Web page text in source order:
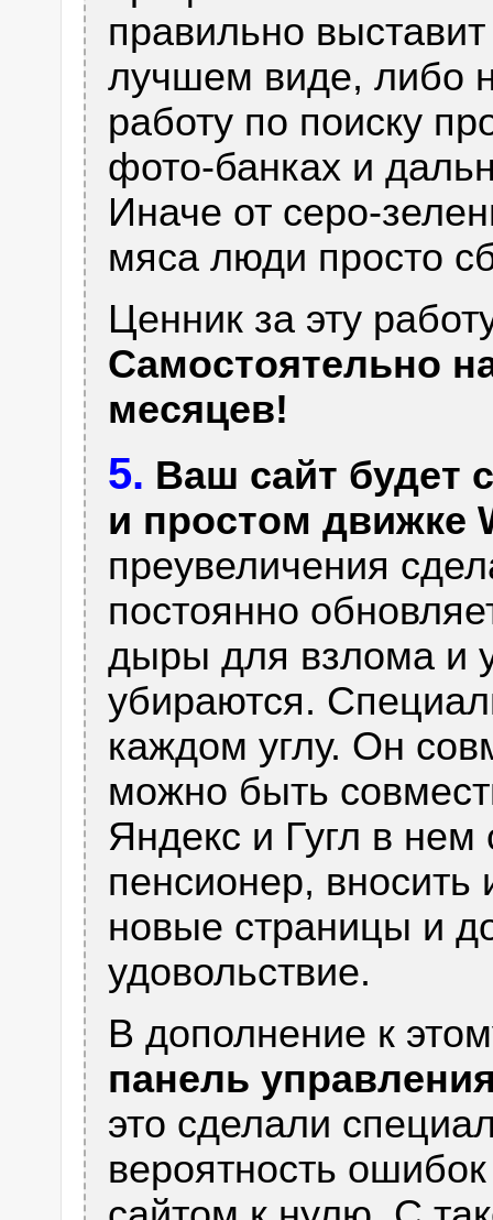
правильно
лучшем виде, либо
работу по поиску
фото-банках и
Иначе от серо-
мяса люди просто
Ценник за эту
Самостоятельно
месяцев!
5. Ваш сайт будет
и простом движке
преувеличения
постоянно
дыры для взлома и
убираются.
каждом углу. Он
можно быть
Яндекс и Гугл в
пенсионер, вносить
новые страницы и
удовольствие.
В дополнение к
панель
это сделали
вероятность